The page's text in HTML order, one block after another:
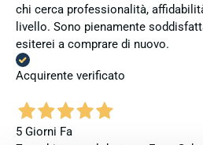
chi cerca professionalità,
livello. Sono pienamente
esiterei a comprare di nuovo.
Acquirente verificato
5 Giorni Fa